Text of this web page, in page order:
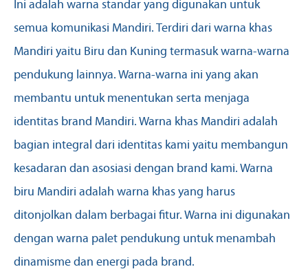
Ini adalah warna standar yang digunakan untuk
semua komunikasi Mandiri. Terdiri dari warna khas
Mandiri yaitu Biru dan Kuning termasuk warna-warna
pendukung lainnya. Warna-warna ini yang akan
membantu untuk menentukan serta menjaga
identitas brand Mandiri. Warna khas Mandiri adalah
bagian integral dari identitas kami yaitu membangun
kesadaran dan asosiasi dengan brand kami. Warna
biru Mandiri adalah warna khas yang harus
ditonjolkan dalam berbagai fitur. Warna ini digunakan
dengan warna palet pendukung untuk menambah
dinamisme dan energi pada brand.